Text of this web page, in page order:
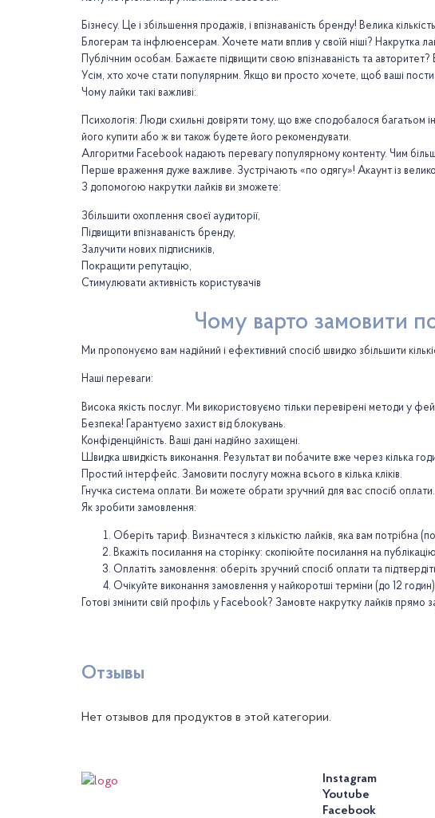
Бізнесу. Це і збільшення продажів, і впізнаваність бренду! Велика
Блогерам та інфлюенсерам. Хочете мати вплив у своїй ніші? Накрутка
Публічним особам. Бажаєте підвищити свою впізнаваність та авторитет?
Усім, хто хоче стати популярним. Якщо ви просто хочете, щоб ваші
Чому лайки такі важливі:
Психологія: Люди схильні довіряти тому, що вже сподобалося багатьом
його купити або ж ви також будете його рекомендувати.
Алгоритми Facebook надають перевагу популярному контенту. Чим
Перше враження дуже важливе. Зустрічають «по одягу»! Акаунт із
З допомогою накрутки лайків ви зможете:
Збільшити охоплення своєї аудиторії,
Підвищити впізнаваність бренду,
Залучити нових підписників,
Покращити репутацію,
Стимулювати активність користувачів
Чому варто замовити
Ми пропонуємо вам надійний і ефективний спосіб швидко збільшити
Наші переваги:
Висока якість послуг. Ми використовуємо тільки перевірені методи у
Безпека! Гарантуємо захист від блокувань.
Конфіденційність. Ваші дані надійно захищені.
Швидка швидкість виконання. Результат ви побачите вже через кілька
Простий інтерфейс. Замовити послугу можна всього в кілька кліків.
Гнучка система оплати. Ви можете обрати зручний для вас спосіб оплати.
Як зробити замовлення:
Оберіть тариф. Визначтеся з кількістю лайків, яка вам потрібна
Вкажіть посилання на сторінку: скопіюйте посилання на
Оплатіть замовлення: оберіть зручний спосіб оплати та
Очікуйте виконання замовлення у найкоротші терміни (до 12
Готові змінити свій профіль у Facebook? Замовте накрутку лайків прямо
Отзывы
Нет отзывов для продуктов в этой категории.
Instagram
Youtube
Facebook